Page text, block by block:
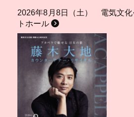
2026年8月8日（土） 電気文
トホール